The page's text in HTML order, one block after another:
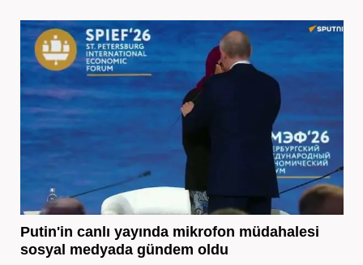
Putin'in canlı yayında mikrofon müdahalesi
sosyal medyada gündem oldu